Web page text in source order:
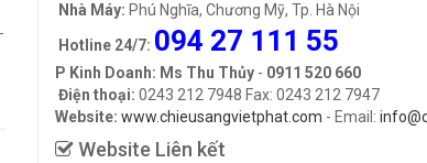
Nhà Máy: Phú Nghĩa, Chương Mỹ, Tp. Hà Nội
Hotline 24/7: 094 27 111 55
P Kinh Doanh: Ms Thu Thủy- 0911 520 660
Điện thoại: 0243 212 7948 Fax: 0243 212 7947
Website: www.chieusangvietphat.com - Email:
Website Liên kết